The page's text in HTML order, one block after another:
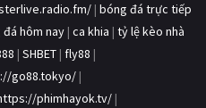
| bóng đá trực tiếp
hôm nay | ca khia | tỷ lệ kèo nhà
| SHBET | fly88 |
go88.tokyo/ |
phimhayok.tv/ |